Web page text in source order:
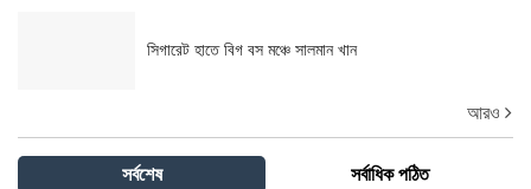
সিগারেট হাতে বিগ বস মঞ্চে সালমান খান
আরও
সর্বশেষ সর্বাধিক পঠিত